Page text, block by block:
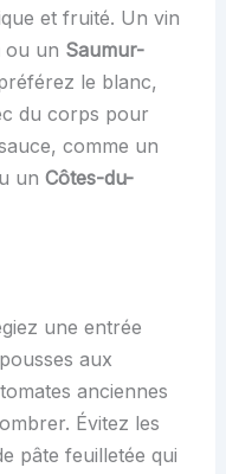
et fruité. Un vin
ou un Saumur-
le blanc,
du corps pour
comme un
un Côtes-du-
une entrée
aux
anciennes
Évitez les
pâte feuilletée qui